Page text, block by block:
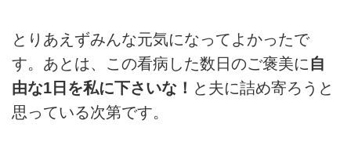
とりあえずみんな元気になってよかったで
す。あとは、この看病した数日のご褒美に自
由な1日を私に下さいな！ と夫に詰め寄ろうと
思っている次第です。